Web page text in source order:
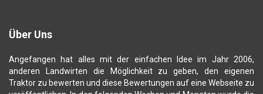
Über Uns
Angefangen hat alles mit der einfachen Idee im Jahr 2006,
anderen Landwirten die Möglichkeit zu geben, den eigenen
Traktor zu bewerten und diese Bewertungen auf eine Webseite zu